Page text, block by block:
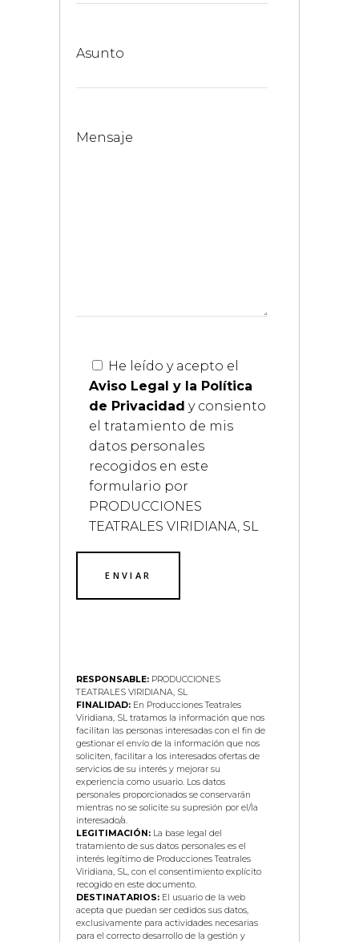
Asunto
Mensaje
He leído y acepto el
Aviso Legal y la Política
de Privacidad y consiento
el tratamiento de mis
datos personales
recogidos en este
formulario por
PRODUCCIONES
TEATRALES VIRIDIANA, SL
RESPONSABLE: PRODUCCIONES
TEATRALES VIRIDIANA, SL
FINALIDAD: En Producciones Teatrales
Viridiana, SL tratamos la información que nos
facilitan las personas interesadas con el fin de
gestionar el envío de la información que nos
soliciten, facilitar a los interesados ofertas de
servicios de su interés y mejorar su
experiencia como usuario. Los datos
personales proporcionados se conservarán
mientras no se solicite su supresión por el/la
interesado/a.
LEGITIMACIÓN: La base legal del
tratamiento de sus datos personales es el
interés legítimo de Producciones Teatrales
Viridiana, SL, con el consentimiento explícito
recogido en este documento.
DESTINATARIOS: El usuario de la web
acepta que puedan ser cedidos sus datos,
exclusivamente para actividades necesarias
para el correcto desarrollo de la gestión y